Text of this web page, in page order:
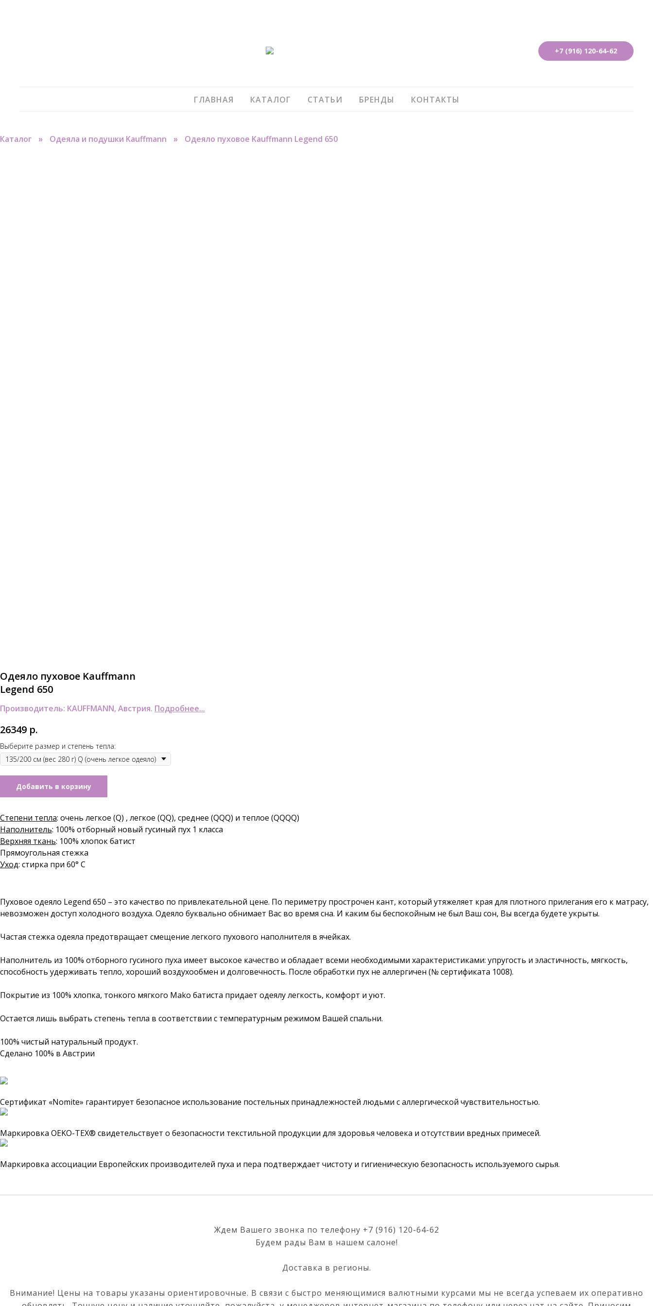
+7 (916) 120-64-62
ГЛАВНАЯ КАТАЛОГ СТАТЬИ БРЕНДЫ КОНТАКТЫ
Каталог » Одеяла и подушки Kauffmann » Одеяло пуховое Kauffmann Legend 650
Одеяло пуховое Kauffmann
Legend 650
Производитель: KAUFFMANN, Австрия. Подробнее...
26349 р.
Выберите размер и степень тепла:
Добавить в корзину
Степени тепла: очень легкое (Q) , легкое (QQ), среднее (QQQ) и теплое (QQQQ)
Наполнитель: 100% отборный новый гусиный пух 1 класса
Верхняя ткань: 100% хлопок батист
Прямоугольная стежка
Уход: стирка при 60° С
Пуховое одеяло Legend 650 – это качество по привлекательной цене. По периметру прострочен кант, который утяжеляет края для плотного прилегания его к матрасу,
невозможен доступ холодного воздуха. Одеяло буквально обнимает Вас во время сна. И каким бы беспокойным не был Ваш сон, Вы всегда будете укрыты.
Частая стежка одеяла предотвращает смещение легкого пухового наполнителя в ячейках.
Наполнитель из 100% отборного гусиного пуха имеет высокое качество и обладает всеми необходимыми характеристиками: упругость и эластичность, мягкость,
способность удерживать тепло, хороший воздухообмен и долговечность. После обработки пух не аллергичен (№ сертификата 1008).
Покрытие из 100% хлопка, тонкого мягкого Mako батиста придает одеялу легкость, комфорт и уют.
Остается лишь выбрать степень тепла в соответствии с температурным режимом Вашей спальни.
100% чистый натуральный продукт.
Сделано 100% в Австрии
Сертификат «Nomite» гарантирует безопасное использование постельных принадлежностей людьми с аллергической чувствительностью.
Маркировка OEKO-TEX® свидетельствует о безопасности текстильной продукции для здоровья человека и отсутствии вредных примесей.
Маркировка ассоциации Европейских производителей пуха и пера подтверждает чистоту и гигиеническую безопасность используемого сырья.
Ждем Вашего звонка по телефону +7 (916) 120-64-62
Будем рады Вам в нашем салоне!
Доставка в регионы.
Внимание! Цены на товары указаны ориентировочные. В связи с быстро меняющимися валютными курсами мы не всегда успеваем их оперативно